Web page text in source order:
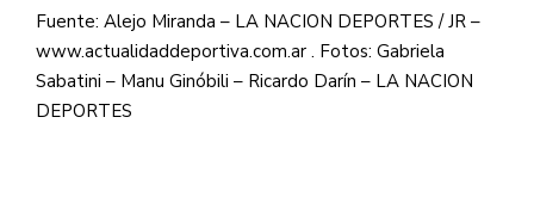
Fuente: Alejo Miranda – LA NACION DEPORTES / JR –
www.actualidaddeportiva.com.ar . Fotos: Gabriela
Sabatini – Manu Ginóbili – Ricardo Darín – LA NACION
DEPORTES